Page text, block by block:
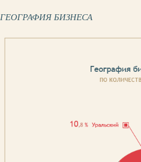
ГЕОГРАФИЯ БИЗНЕСА